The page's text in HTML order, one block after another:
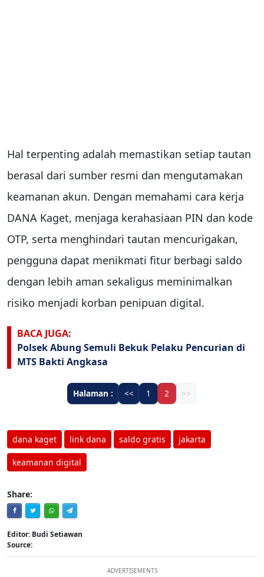
Hal terpenting adalah memastikan setiap tautan
berasal dari sumber resmi dan mengutamakan
keamanan akun. Dengan memahami cara kerja
DANA Kaget, menjaga kerahasiaan PIN dan kode
OTP, serta menghindari tautan mencurigakan,
pengguna dapat menikmati fitur berbagi saldo
dengan lebih aman sekaligus meminimalkan
risiko menjadi korban penipuan digital.
BACA JUGA:
Polsek Abung Semuli Bekuk Pelaku Pencurian di
MTS Bakti Angkasa
Halaman : << 1 2 >>
dana kaget link dana saldo gratis jakarta
keamanan digital
Share:
Editor: Budi Setiawan
Source:
ADVERTISEMENTS